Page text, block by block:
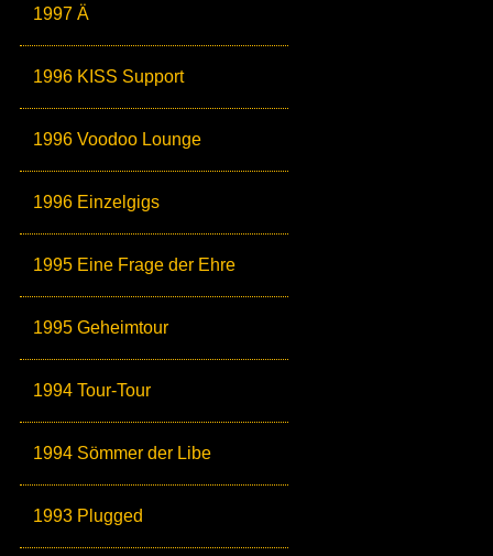
1997 Ä
1996 KISS Support
1996 Voodoo Lounge
1996 Einzelgigs
1995 Eine Frage der Ehre
1995 Geheimtour
1994 Tour-Tour
1994 Sömmer der Libe
1993 Plugged